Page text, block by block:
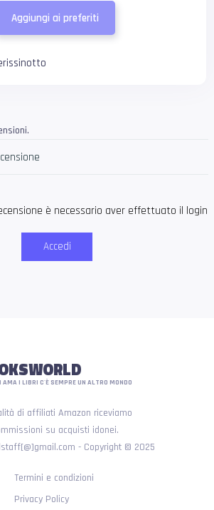
Aggiungi ai preferiti
è necessario aver effettuato il login
Accedi
AMA I LIBRI C'È SEMPRE UN ALTRO MONDO
di affiliati Amazon riceviamo
su acquisti idonei.
- Copyright © 2025
Termini e condizioni
Privacy Policy